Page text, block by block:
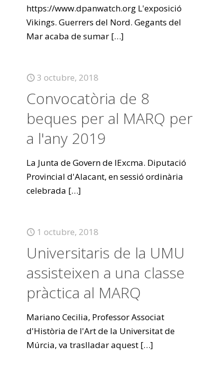
https://www.dpanwatch.org L'exposició
Vikings. Guerrers del Nord. Gegants del
Mar acaba de sumar […]
3 octubre, 2018
Convocatòria de 8
beques per al MARQ per
a l'any 2019
La Junta de Govern de lExcma. Diputació
Provincial d'Alacant, en sessió ordinària
celebrada […]
1 octubre, 2018
Universitaris de la UMU
assisteixen a una classe
pràctica al MARQ
Mariano Cecilia, Professor Associat
d'Història de l'Art de la Universitat de
Múrcia, va traslladar aquest […]